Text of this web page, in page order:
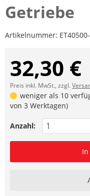
Getriebe
Artikelnummer:
32,30 €
Preis inkl. MwSt., zzgl.
weniger als 10
von 3 Werktagen)
Anzahl: